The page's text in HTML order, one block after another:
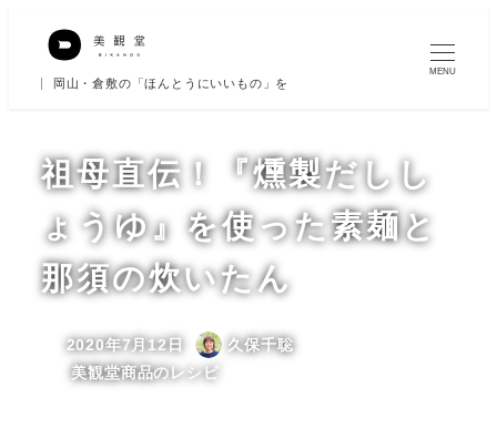
岡山・倉敷の「ほんとうにいいもの」を
MENU
祖母直伝！『燻製だしし
ょうゆ』を使った素麺と
那須の炊いたん
投稿日
2020年7月12日
著
者
久保千聡
カテゴリー
美観堂商品のレシピ